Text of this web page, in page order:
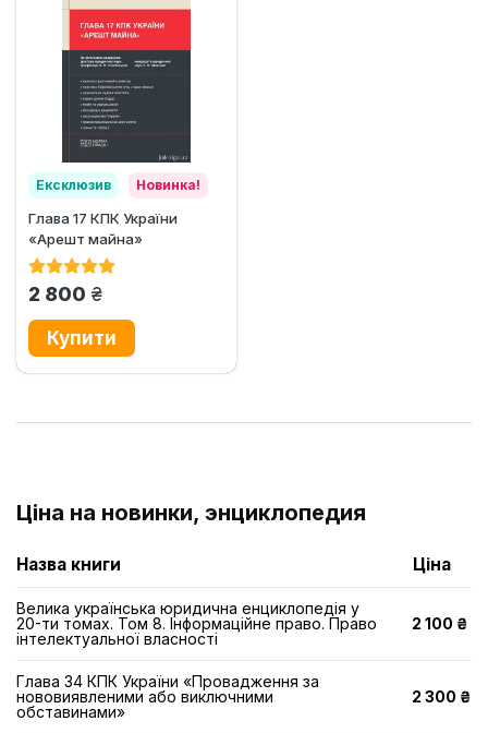
Ексклюзив Новинка!
Глава 17 КПК України
«Арешт майна»
2 800 грн.
Ціна на новинки, энциклопедия
Назва книги Ціна
Велика українська юридична енциклопедія у
20-ти томах. Том 8. Інформаційне право. Право
інтелектуальної власності
2 100 ₴
Глава 34 КПК України «Провадження за
нововиявленими або виключними
обставинами»
2 300 ₴